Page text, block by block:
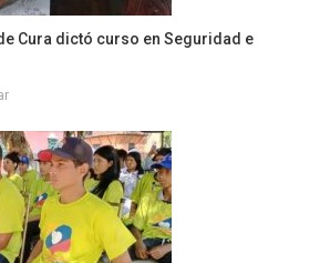
Cura dictó curso en Seguridad e